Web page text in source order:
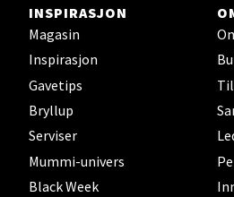
INSPIRASJON
Magasin
Inspirasjon
Gavetips
Bryllup
Serviser
Mummi-univers
Black Week
Steinkjer - Thon
Sjøfartsgata 2, 7714 Steinkjer
Åpent i dag 10-18
0 i butikk